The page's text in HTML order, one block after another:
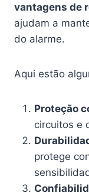
vantagens de
ajudam a
do alarme.
Aqui estão
Proteção
circuitos e
protege